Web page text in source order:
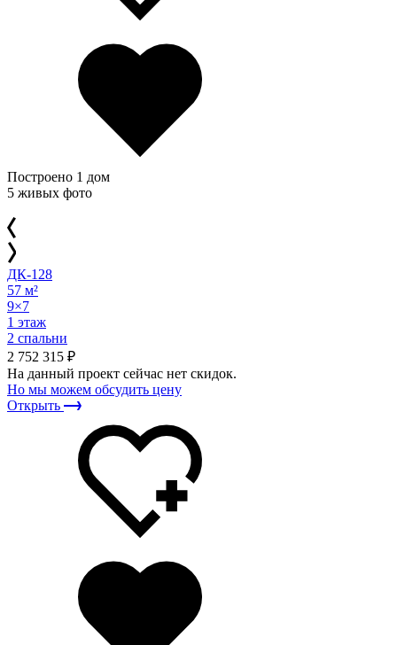
Построено 1 дом
5 живых фото
ДК-128
57 м²
9×7
1 этаж
2 спальни
2 752 315 ₽
На данный проект сейчас нет скидок.
Но мы можем обсудить цену
Открыть